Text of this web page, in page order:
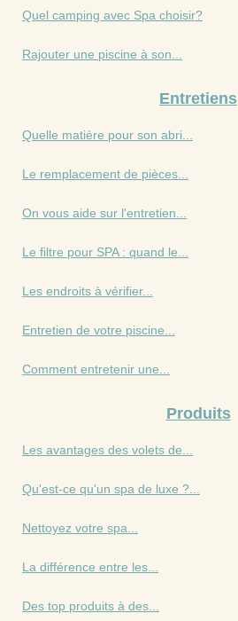
Quel camping avec Spa choisir?
Rajouter une piscine à son...
Entretiens
Quelle matière pour son abri...
Le remplacement de pièces...
On vous aide sur l'entretien...
Le filtre pour SPA : quand le...
Les endroits à vérifier...
Entretien de votre piscine...
Comment entretenir une...
Produits
Les avantages des volets de...
Qu'est-ce qu'un spa de luxe ?...
Nettoyez votre spa...
La différence entre les...
Des top produits à des...